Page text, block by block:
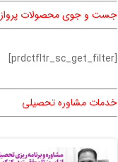
جست و جوی محصولات پرواز
[prdctfltr_sc_get_filter]
خدمات مشاوره تحصیلی